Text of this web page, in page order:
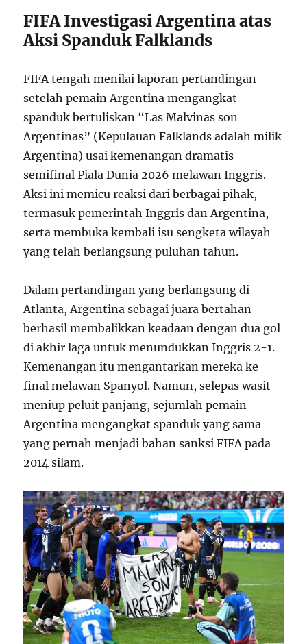
FIFA Investigasi Argentina atas
Aksi Spanduk Falklands
FIFA tengah menilai laporan pertandingan
setelah pemain Argentina mengangkat
spanduk bertuliskan “Las Malvinas son
Argentinas” (Kepulauan Falklands adalah milik
Argentina) usai kemenangan dramatis
semifinal Piala Dunia 2026 melawan Inggris.
Aksi ini memicu reaksi dari berbagai pihak,
termasuk pemerintah Inggris dan Argentina,
serta membuka kembali isu sengketa wilayah
yang telah berlangsung puluhan tahun.
Dalam pertandingan yang berlangsung di
Atlanta, Argentina sebagai juara bertahan
berhasil membalikkan keadaan dengan dua gol
di akhir laga untuk menundukkan Inggris 2-1.
Kemenangan itu mengantarkan mereka ke
final melawan Spanyol. Namun, selepas wasit
meniup peluit panjang, sejumlah pemain
Argentina mengangkat spanduk yang sama
yang pernah menjadi bahan sanksi FIFA pada
2014 silam.